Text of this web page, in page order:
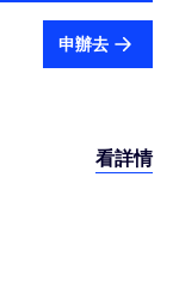
申辦去
看詳情